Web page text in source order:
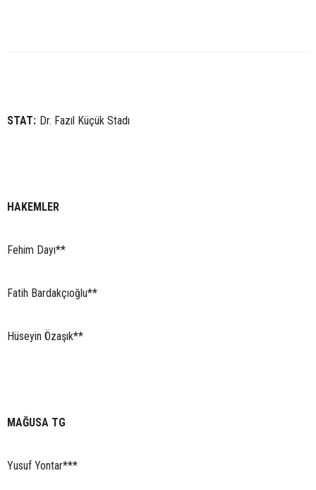
STAT: Dr. Fazıl Küçük Stadı
HAKEMLER
Fehim Dayı**
Fatih Bardakçıoğlu**
Hüseyin Özaşık**
MAĞUSA TG
Yusuf Yontar***